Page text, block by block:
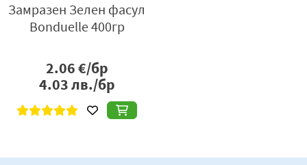
Замразен Зелен фасул
Bonduelle 400гр
2.06€/бр
4.03лв./бр